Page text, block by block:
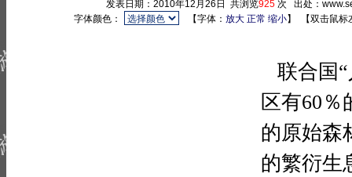
发表日期：2010年12月26日 共浏览925 次 出处：
字体颜色：
【字体：放大 正常 缩小】 【双击鼠
联合国“
区有60
的原始森
的繁衍生